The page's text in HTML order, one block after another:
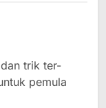
trik ter-
pemula